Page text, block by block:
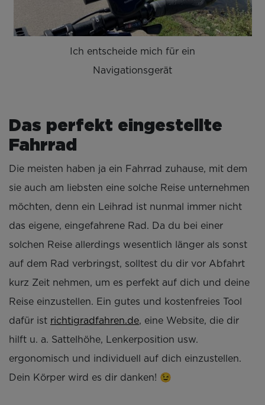
Ich entscheide mich für ein
Navigationsgerät
Das perfekt eingestellte
Fahrrad
Die meisten haben ja ein Fahrrad zuhause, mit dem
sie auch am liebsten eine solche Reise unternehmen
möchten, denn ein Leihrad ist nunmal immer nicht
das eigene, eingefahrene Rad. Da du bei einer
solchen Reise allerdings wesentlich länger als sonst
auf dem Rad verbringst, solltest du dir vor Abfahrt
kurz Zeit nehmen, um es perfekt auf dich und deine
Reise einzustellen. Ein gutes und kostenfreies Tool
dafür ist richtigradfahren.de, eine Website, die dir
hilft u. a. Sattelhöhe, Lenkerposition usw.
ergonomisch und individuell auf dich einzustellen.
Dein Körper wird es dir danken! 😉